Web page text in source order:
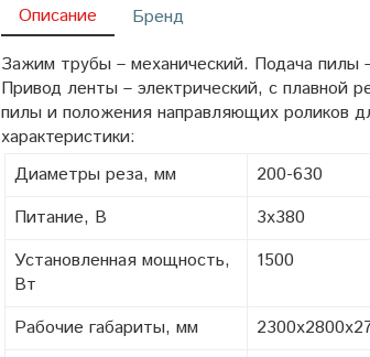
Описание
Зажим трубы – механический. Подача пилы
Привод ленты – электрический, с плавной
пилы и положения направляющих роликов
характеристики:
Диаметры реза, мм
200-630
Питание, В
3х380
Установленная мощность,
Вт
1500
Рабочие габариты, мм
Бренд